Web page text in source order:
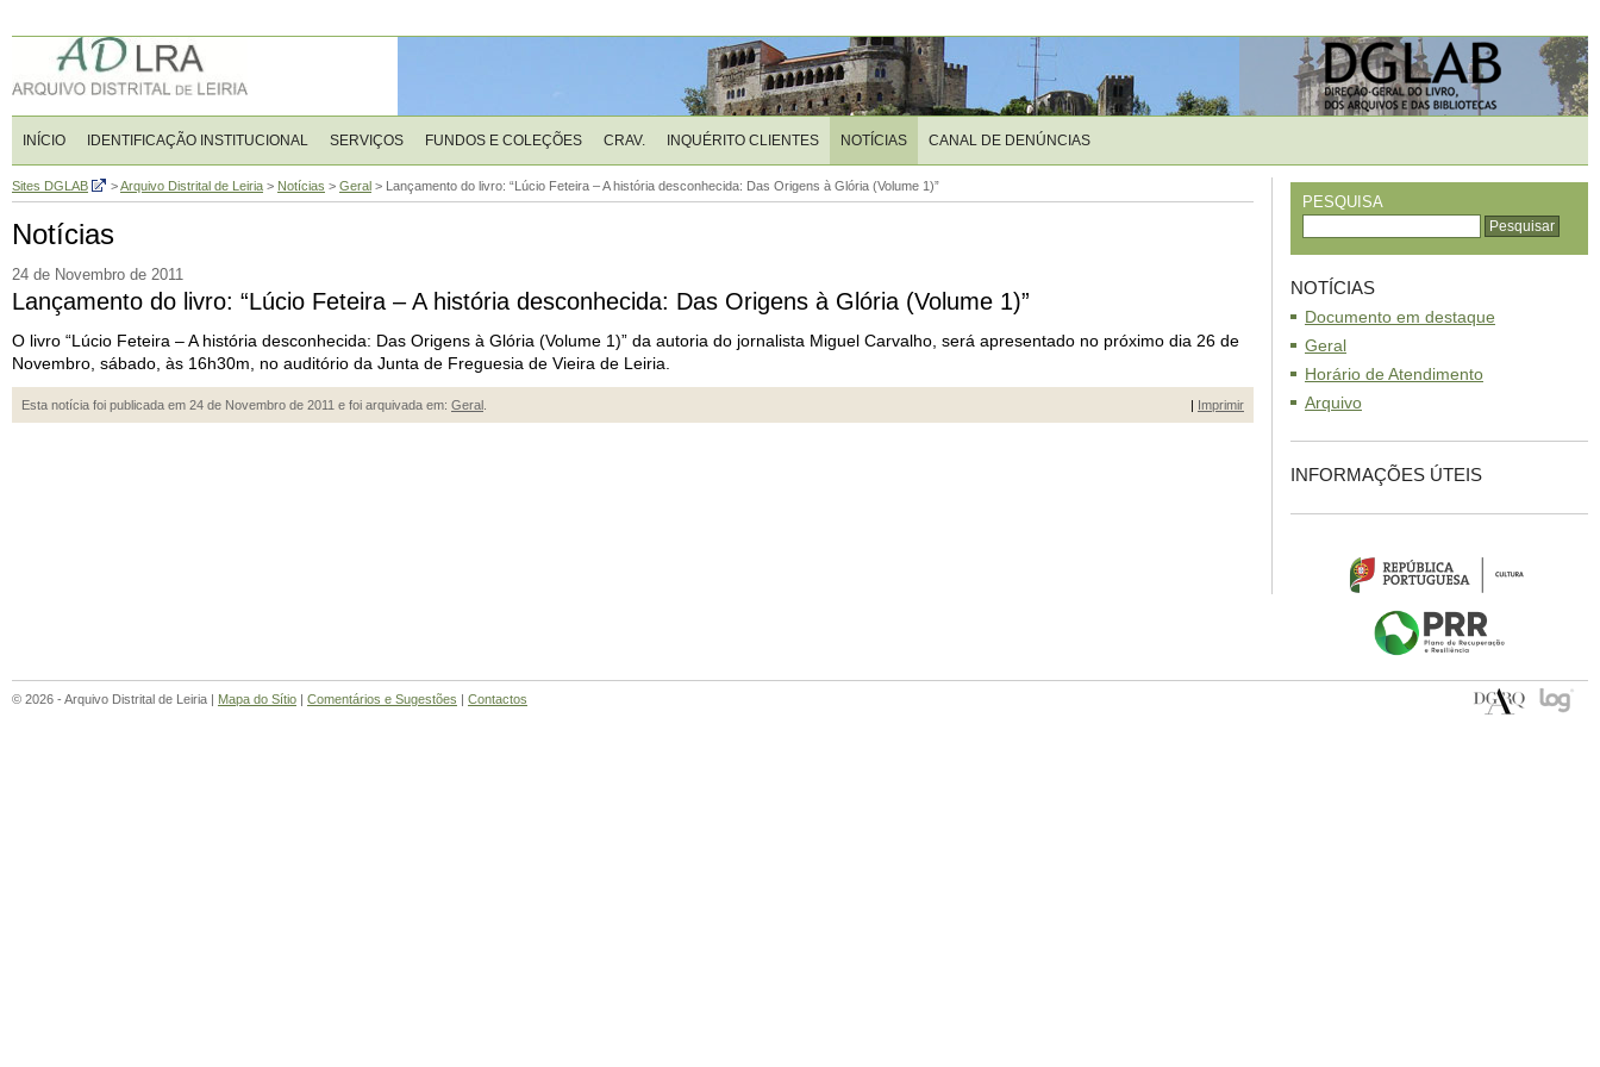
INÍCIO IDENTIFICAÇÃO INSTITUCIONAL SERVIÇOS FUNDOS E COLEÇÕES CRAV. INQUÉRITO CLIENTES NOTÍCIAS CANAL DE DENÚNCIAS
Sites DGLAB >Arquivo Distrital de Leiria > Notícias > Geral > Lançamento do livro: “Lúcio Feteira – A história desconhecida: Das Origens à Glória (Volume 1)”
Notícias
24 de Novembro de 2011
Lançamento do livro: “Lúcio Feteira – A história desconhecida: Das Origens à Glória (Volume 1)”
O livro “Lúcio Feteira – A história desconhecida: Das Origens à Glória (Volume 1)” da autoria do jornalista Miguel Carvalho, será apresentado no próximo dia 26 de
Novembro, sábado, às 16h30m, no auditório da Junta de Freguesia de Vieira de Leiria.
Esta notícia foi publicada em 24 de Novembro de 2011 e foi arquivada em: Geral | Imprimir
PESQUISA
NOTÍCIAS
Documento em destaque
Geral
Horário de Atendimento
Arquivo
INFORMAÇÕES ÚTEIS
© 2026 - Arquivo Distrital de Leiria | Mapa do Sítio Comentários e Sugestões Contactos